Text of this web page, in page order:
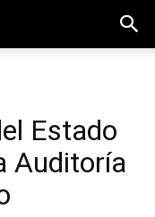
Estado
Auditoría